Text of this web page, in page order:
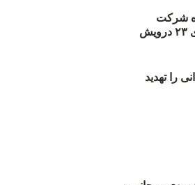
شرکت
نکرده‌اند/ ۱۹۰ سال و سه ماه حبس برای ۲۳ درویش
را تهدید